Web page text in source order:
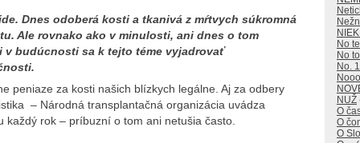
Dnes odoberá kosti a tkanivá z mŕtvych súkromná
Ale rovnako ako v minulosti, ani dnes o tom
v budúcnosti sa k tejto téme vyjadrovať
peniaze za kosti našich blízkych legálne. Aj za odbery
– Národná transplantačná organizácia uvádza
každý rok – príbuzní o tom ani netušia často.
No
No
No. 1
Nooo
NUŽ
O
O
O